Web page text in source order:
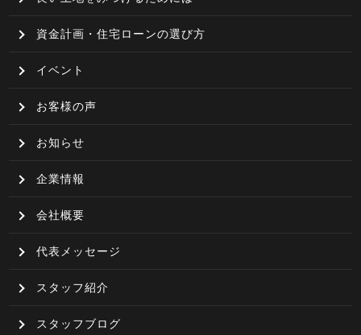
資金計画・住宅ローンの選び方
イベント
お客様の声
お知らせ
企業情報
会社概要
代表メッセージ
スタッフ紹介
スタッフブログ